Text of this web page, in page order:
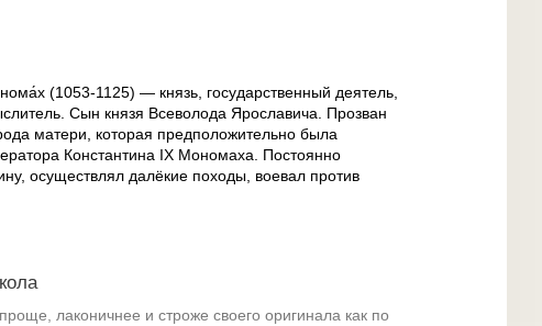
(1053-1125) — князь, государственный деятель,
Сын князя Всеволода Ярославича. Прозван
матери, которая предположительно была
Константина IX Мономаха. Постоянно
осуществлял далёкие походы, воевал против
лаконичнее и строже своего оригинала как по